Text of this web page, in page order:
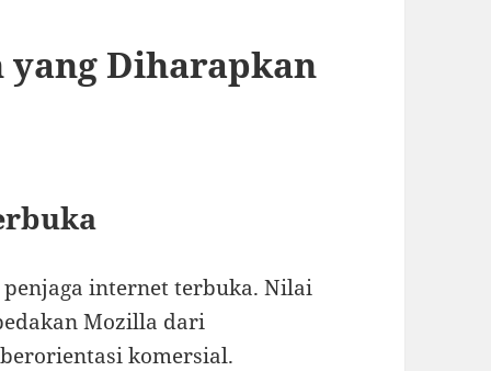
Diharapkan
internet terbuka. Nilai
Mozilla dari
komersial.